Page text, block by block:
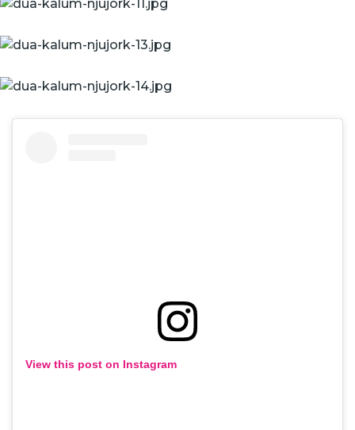
View this post on Instagram